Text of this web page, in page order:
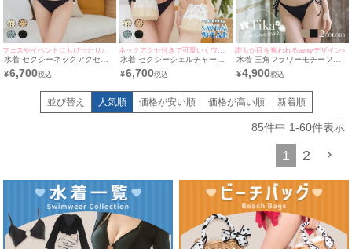
フェスやイベントにもぴったり♪
水着 セクシーネックアクセ付
きシェルチャームクロシェビキ
ニ
¥6,700
水着 セクシーシェルチャーム
ネックアクセ付きクロシェビキ
ニ
¥6,700
誰もが目を奪われるsexyデザイン♪
水着 三角フラワーモチーフホ
ルターネックビキニ
¥4,900
並び替え 人気順 価格が安い順 価格が高い順 新着順
85件中 1-60件表示
1 2